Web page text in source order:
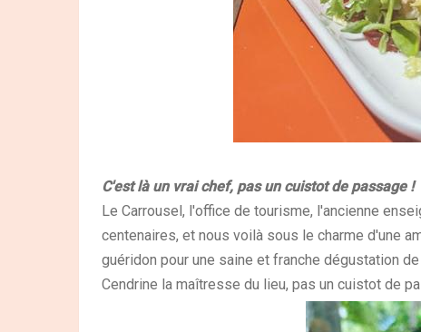
C'est là un vrai chef, pas un cuistot de passage !
Le Carrousel, l'office de tourisme, l'ancienne
centenaires, et nous voilà sous le charme d'une
guéridon pour une saine et franche dégustation
Cendrine la maîtresse du lieu, pas un cuistot de